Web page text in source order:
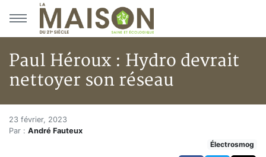
Aller au menu principal
Aller au contenu principal
Paul Héroux : Hydro devrait
nettoyer son réseau
Accueil
Articles
Paul Héroux : Hydro devrait
23 février, 2023
Par : André Fauteux
Électrosmog